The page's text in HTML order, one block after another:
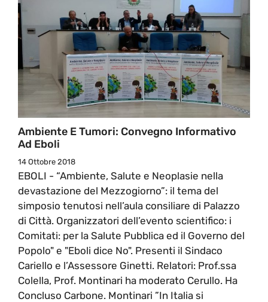
Ambiente E Tumori: Convegno Informativo
Ad Eboli
14 Ottobre 2018
EBOLI - “Ambiente, Salute e Neoplasie nella
devastazione del Mezzogiorno”: il tema del
simposio tenutosi nell’aula consiliare di Palazzo
di Città. Organizzatori dell’evento scientifico: i
Comitati: per la Salute Pubblica ed il Governo del
Popolo" e "Eboli dice No". Presenti il Sindaco
Cariello e l’Assessore Ginetti. Relatori: Prof.ssa
Colella, Prof. Montinari ha moderato Cerullo. Ha
Concluso Carbone. Montinari ”In Italia si